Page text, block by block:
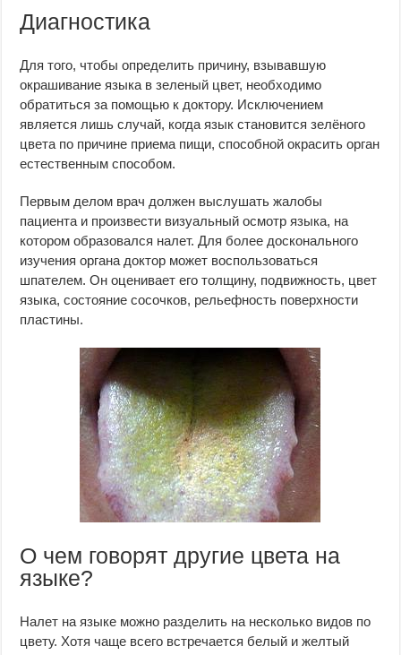
Диагностика
Для того, чтобы определить причину, взывавшую
окрашивание языка в зеленый цвет, необходимо
обратиться за помощью к доктору. Исключением
является лишь случай, когда язык становится зелёного
цвета по причине приема пищи, способной окрасить орган
естественным способом.
Первым делом врач должен выслушать жалобы
пациента и произвести визуальный осмотр языка, на
котором образовался налет. Для более досконального
изучения органа доктор может воспользоваться
шпателем. Он оценивает его толщину, подвижность, цвет
языка, состояние сосочков, рельефность поверхности
пластины.
О чем говорят другие цвета на
языке?
Налет на языке можно разделить на несколько видов по
цвету. Хотя чаще всего встречается белый и желтый